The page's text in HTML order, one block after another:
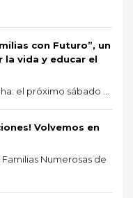
con Futuro”, un
la vida y educar el
el próximo sábado ...
Volvemos en
Numerosas de